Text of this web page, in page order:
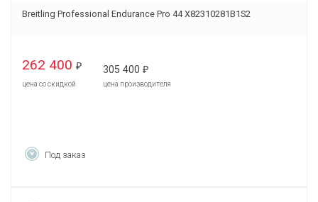
Breitling Professional Endurance Pro 44 X82310281B1S2
262 400 ₽
цена со скидкой
305 400 ₽
цена производителя
Под заказ